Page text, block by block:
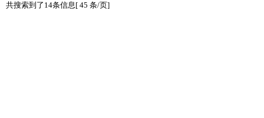
共搜索到了14条信息[ 45 条/页]